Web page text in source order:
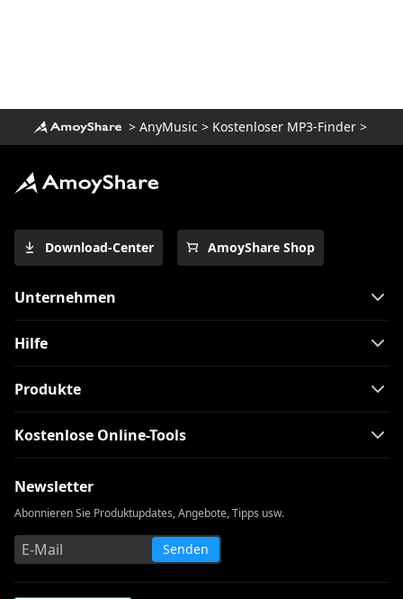
> AnyMusic > Kostenloser MP3-Finder>
Download-Center AmoyShare Shop
Unternehmen
Hilfe
Produkte
Kostenlose Online-Tools
Newsletter
Abonnieren Sie Produktupdates, Angebote, Tipps usw.
Senden